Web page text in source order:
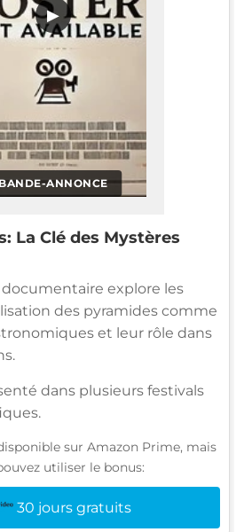
BANDE-ANNONCE
▶
La Clé des Mystères
documentaire explore les
des pyramides comme
et leur rôle dans
dans plusieurs festivals
sur Amazon Prime, mais
utiliser le bonus:
30 jours gratuits